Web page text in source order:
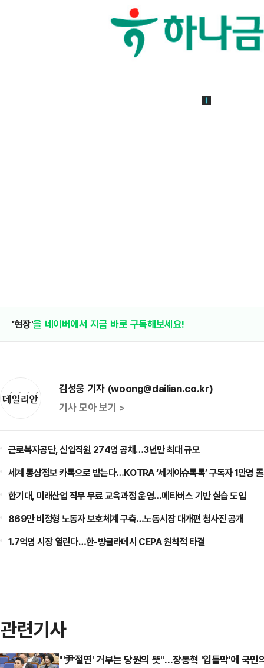
'현장'을 네이버에서 지금 바로 구독해보세요!
김성웅 기자 (woong@dailian.co.kr)
기사 모아 보기 >
근로복지공단, 신입직원 274명 공채…3년만 최대 규모
세계 통상정보 카톡으로 받는다…KOTRA ‘세계이슈톡톡’ 구독자 1만명
한기대, 미래산업 직무 무료 교육과정 운영…메타버스 기반 실습 도입
869만 비정형 노동자 보호체계 구축…노동시장 대개편 청사진 공개
1.7억명 시장 열린다…한-방글라데시 CEPA 원칙적 타결
관련기사
"'尹절연' 거부는 당원의 뜻"…장동혁 '입틀막'에 국민